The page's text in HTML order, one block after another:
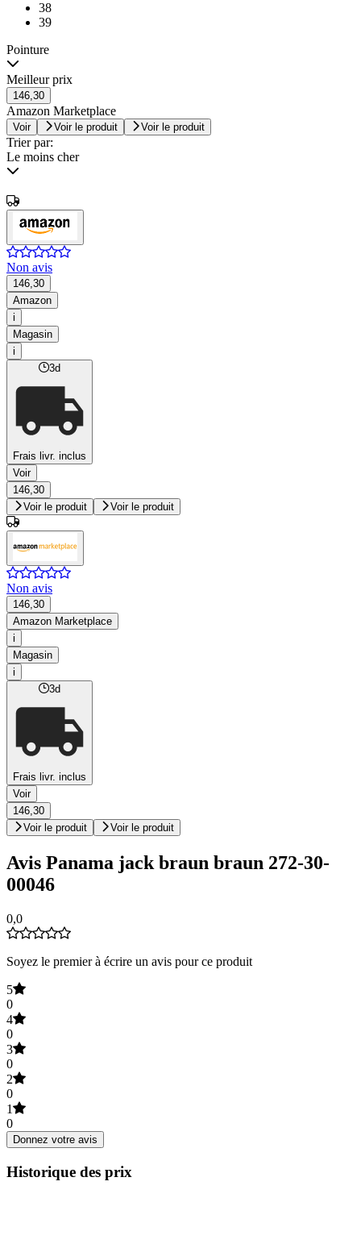
38
39
Pointure
Meilleur prix
146,30
Amazon Marketplace
Voir Voir le produit Voir le produit
Trier par:
Le moins cher
Non avis
146,30
Amazon
i
Magasin
i
3d
Frais livr. inclus
Voir
146,30
Voir le produit
Voir le produit
Non avis
146,30
Amazon Marketplace
i
Magasin
i
3d
Frais livr. inclus
Voir
146,30
Voir le produit
Voir le produit
Avis Panama jack braun braun 272-30-
00046
0,0
Soyez le premier à écrire un avis pour ce produit
5
0
4
0
3
0
2
0
1
0
Donnez votre avis
Historique des prix